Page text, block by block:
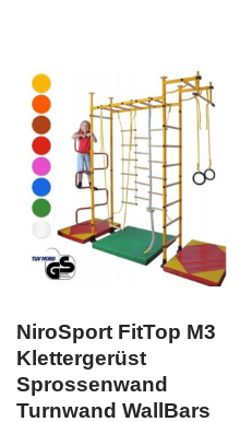
NiroSport FitTop M3
Klettergerüst
Sprossenwand
Turnwand WallBars